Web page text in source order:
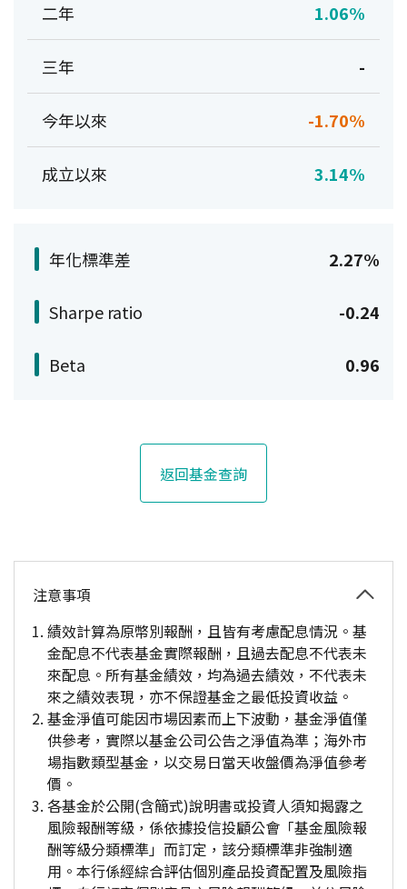
二年 1.06%
三年 -
今年以來 -1.70%
成立以來 3.14%
年化標準差 2.27%
Sharpe ratio -0.24
Beta 0.96
返回基金查詢
注意事項
績效計算為原幣別報酬，且皆有考慮配息情況。基
金配息不代表基金實際報酬，且過去配息不代表未
來配息。所有基金績效，均為過去績效，不代表未
來之績效表現，亦不保證基金之最低投資收益。
基金淨值可能因市場因素而上下波動，基金淨值僅
供參考，實際以基金公司公告之淨值為準；海外市
場指數類型基金，以交易日當天收盤價為淨值參考
價。
各基金於公開(含簡式)說明書或投資人須知揭露之
風險報酬等級，係依據投信投顧公會「基金風險報
酬等級分類標準」而訂定，該分類標準非強制適
用。本行係經綜合評估個別產品投資配置及風險指